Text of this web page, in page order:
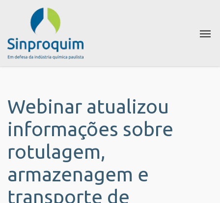
Webinar atualizou
informações sobre
rotulagem,
armazenagem e
transporte de